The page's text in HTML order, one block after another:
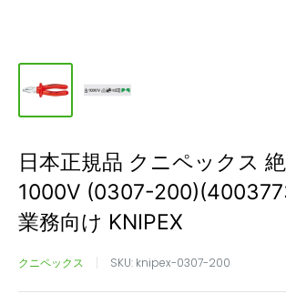
日本正規品 クニペックス
1000V (0307-
業務向け KNIPEX
クニペックス SKU: knipex-0307-200